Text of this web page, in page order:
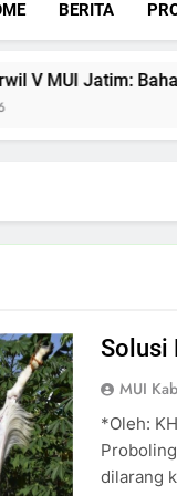
BERITA
V MUI Jatim: Bahas
Solusi
MUI
*Oleh:
dilarang